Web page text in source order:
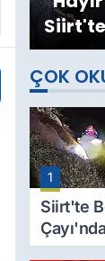
ÇOK
1
Siirt'te
Cesedi